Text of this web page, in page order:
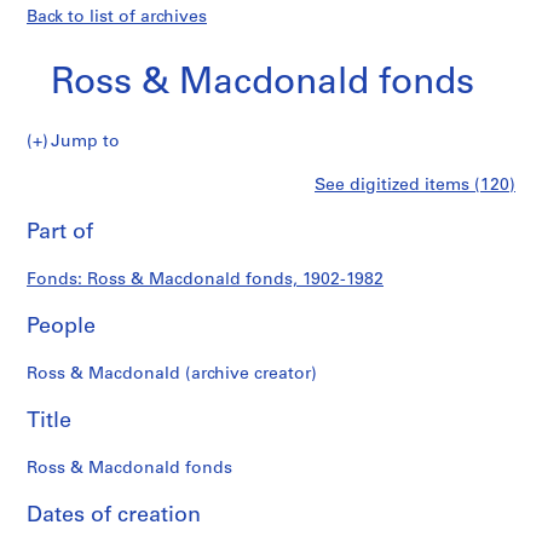
Back to list of archives
Ross & Macdonald fonds
RossJump to
i
s
:
r
j
c
s
&
Macdonald
fonds
See digitized items (120)
Part of
Fonds: Ross & Macdonald fonds, 1902-1982
People
Ross & Macdonald (archive creator)
Title
Ross & Macdonald fonds
Dates of creation